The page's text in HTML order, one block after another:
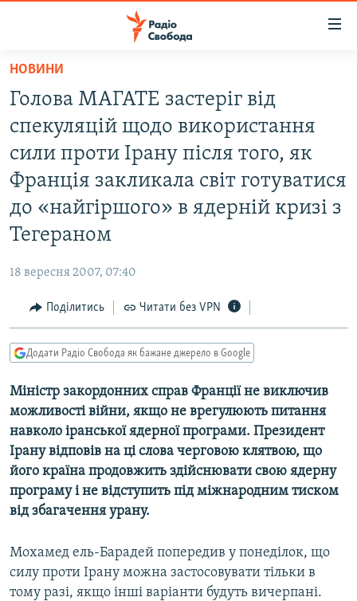
Перейти
основного
матеріалу
Перейти
до
основної
навігації
Перейти
до
СТАТТІ
ПОЛІТИКА
ЕКОНОМІКА
СУСПІЛЬСТВО
УКРАЇНА
СВІТ
ВІЙНА
РОСІЙСЬКА «ФІЛЬТРАЦІЯ»
ДОНБАС.РЕАЛІЇ
СХЕМИ
КИТАЙ.ВИКЛИКИ
ФОТО
СПЕЦПРОЄКТИ
ПОДКАСТИ
КРИМ РЕАЛІЇ
РУС
УКР
КТАТ
НОВИНИ
Голова МАГАТЕ застеріг від
спекуляцій щодо використання
сили проти Ірану після того, як
Франція закликала світ готуватися
до «найгіршого» в ядерній кризі з
Тегераном
18 вересня 2007, 07:40
Поділитись Читати без VPN
Додати Радіо Свобода як бажане джерело в Google
Міністр закордонних справ Франції не виключив
можливості війни, якщо не врегулюють питання
навколо іранської ядерної програми. Президент
Ірану відповів на ці слова черговою клятвою, що
його країна продовжить здійснювати свою ядерну
програму і не відступить під міжнародним тиском
від збагачення урану.
Мохамед ель-Барадей попередив у понеділок, що
силу проти Ірану можна застосовувати тільки в
тому разі, якщо інші варіанти будуть вичерпані.